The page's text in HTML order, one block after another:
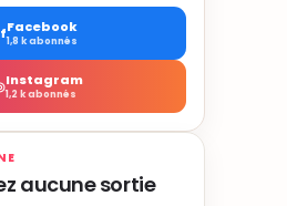
fFacebook
1,8 k abonnés
Instagram
1,2 k abonnés
aucune sortie